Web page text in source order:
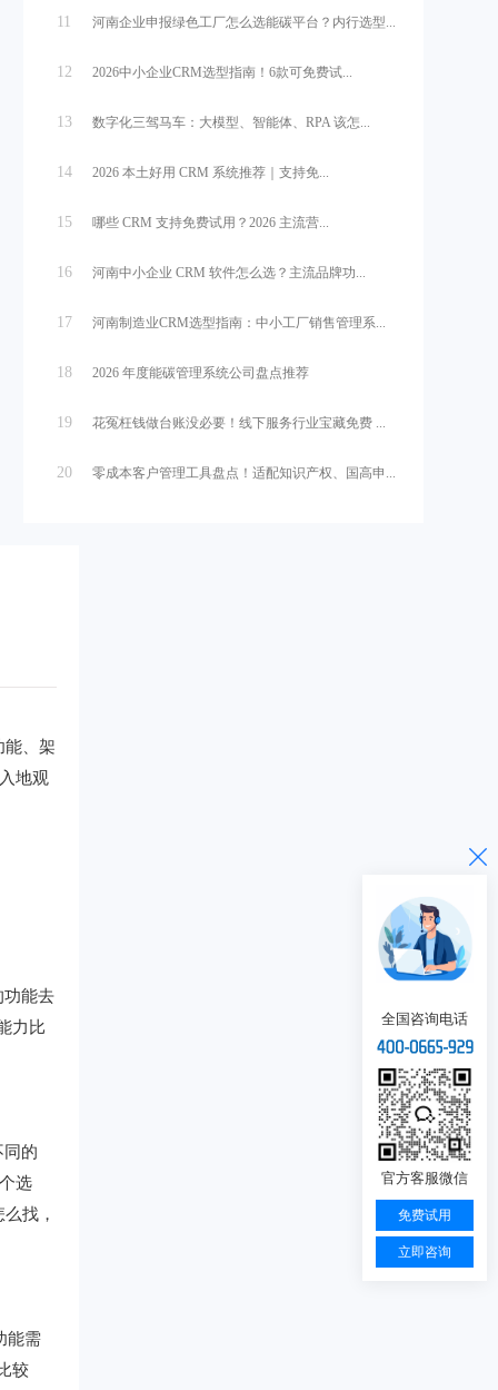
11 河南企业申报绿色工厂怎么选能碳平台？内行选型...
12 2026中小企业CRM选型指南！6款可免费试...
13 数字化三驾马车：大模型、智能体、RPA 该怎...
14 2026 本土好用 CRM 系统推荐｜支持免...
15 哪些 CRM 支持免费试用？2026 主流营...
16 河南中小企业 CRM 软件怎么选？主流品牌功...
17 河南制造业CRM选型指南：中小工厂销售管理系...
18 2026 年度能碳管理系统公司盘点推荐
19 花冤枉钱做台账没必要！线下服务行业宝藏免费 ...
20 零成本客户管理工具盘点！适配知识产权、国高申...
能、架
地观
功能去
力比
同的
选
找，
能需
较
全国咨询电话
官方客服微信
免费试用
立即咨询